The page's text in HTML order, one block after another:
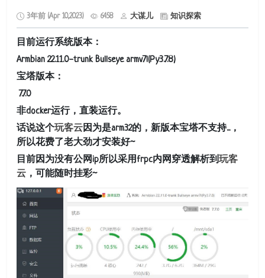
3年前 (Apr 10,2023) 6458 大谋儿 知识探索
目前运行系统版本：
Armbian 22.11.0-trunk Bullseye armv7l(Py3.7.8)
宝塔版本：
7.7.0
非docker运行，直装运行。
话说这个玩客云因为是arm32的，新版本宝塔不支持...，
所以花费了老大劲才安装好~
目前因为没有公网ip所以采用frpc内网穿透解析到玩客
云 ，可能随时挂彩~